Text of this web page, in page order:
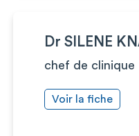
Dr SILENE
chef de clinique
Voir la fiche